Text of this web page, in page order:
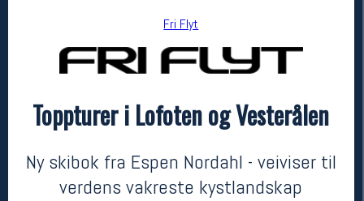
Fri Flyt
Toppturer i Lofoten og Vesterålen
Ny skibok fra Espen Nordahl - veiviser til
verdens vakreste kystlandskap
Fri Flyt
Toppturer i Lofoten og Vesterålen
kr 449